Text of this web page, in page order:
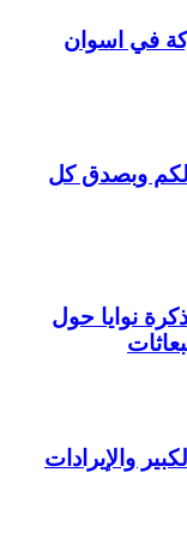
في اسوان
وبصدق كل
نوايا حول
والإيرادات